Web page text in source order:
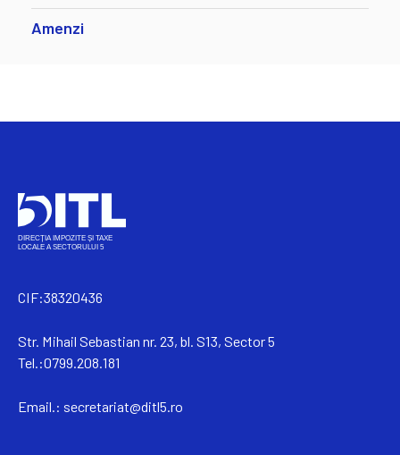
Amenzi
CIF:38320436
Str. Mihail Sebastian nr. 23, bl. S13, Sector 5
Tel.:0799.208.181
Email.: secretariat@ditl5.ro